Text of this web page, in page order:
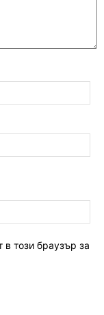
този браузър за